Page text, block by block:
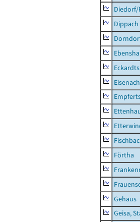
Dippach
Förtha
Gehaus
Geisa,